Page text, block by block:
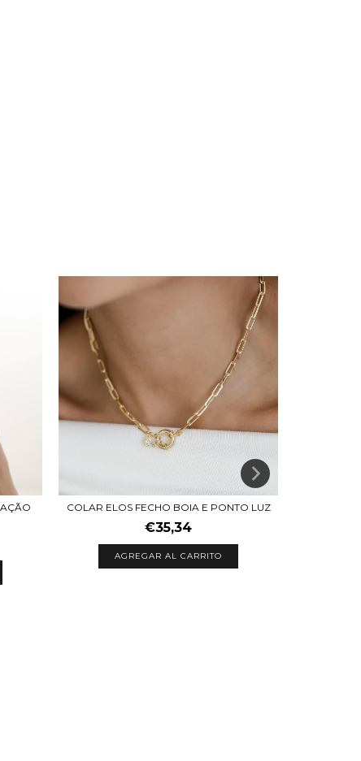
COLAR ELOS FECHO BOIA E PONTO LUZ
€35,34
AGREGAR AL CARRITO